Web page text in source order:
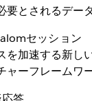
要とされるデー
セッション
を加速する新し
ャーフレームワ